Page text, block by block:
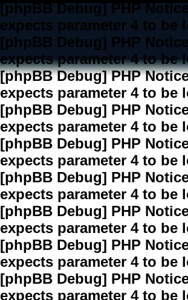
[phpBB Debug] PHP
expects parameter 4 to be
[phpBB Debug] PHP Notice
expects parameter 4 to be
[phpBB Debug] PHP
expects parameter 4 to be
[phpBB Debug] PHP
expects parameter 4 to be
[phpBB Debug] PHP
expects parameter 4 to be
[phpBB Debug] PHP
expects parameter 4 to be
[phpBB Debug] PHP
expects parameter 4 to be
[phpBB Debug] PHP
expects parameter 4 to be
[phpBB Debug] PHP
expects parameter 4 to be